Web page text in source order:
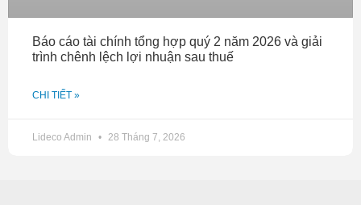
Báo cáo tài chính tổng hợp quý 2 năm 2026 và giải
trình chênh lệch lợi nhuận sau thuế
CHI TIẾT »
Lideco Admin 28 Tháng 7, 2026